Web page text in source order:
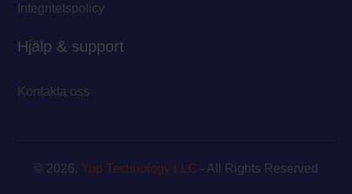
Integritetspolicy
Hjälp & support
Kontakta oss
© 2026, Yup Technology LLC - All Rights Reserved